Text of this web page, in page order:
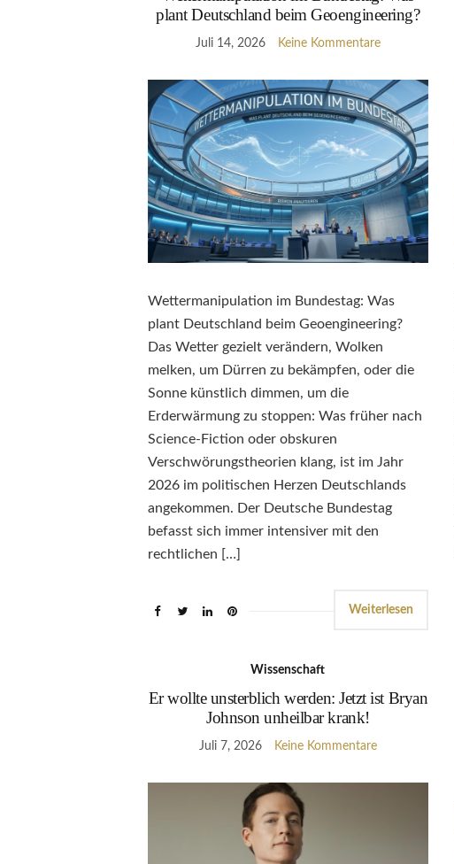
plant Deutschland beim Geoengineering?
Juli 14, 2026 Keine Kommentare
Wettermanipulation im Bundestag: Was
plant Deutschland beim Geoengineering?
Das Wetter gezielt verändern, Wolken
melken, um Dürren zu bekämpfen, oder die
Sonne künstlich dimmen, um die
Erderwärmung zu stoppen: Was früher nach
Science-Fiction oder obskuren
Verschwörungstheorien klang, ist im Jahr
2026 im politischen Herzen Deutschlands
angekommen. Der Deutsche Bundestag
befasst sich immer intensiver mit den
rechtlichen […]
Weiterlesen
Wissenschaft
Er wollte unsterblich werden: Jetzt ist Bryan
Johnson unheilbar krank!
Juli 7, 2026 Keine Kommentare